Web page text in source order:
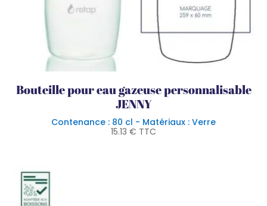
Bouteille pour eau gazeuse personnalisable
JENNY
Contenance : 80 cl - Matériaux : Verre
15.13 € TTC